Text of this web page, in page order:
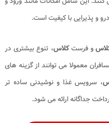
و پذیرایی با کیفیت است.
و فرستکلاس، تنوع بیشتری در
معمولا می توانند از گزینه های
، سرویس غذا و نوشیدنی ساده تر
جداگانه ارائه می شود.